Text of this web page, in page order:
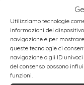
Utilizziamo tecnologie
informazioni del
navigazione e per
queste tecnologie ci
navigazione o gli ID
del consenso possono
funzioni.